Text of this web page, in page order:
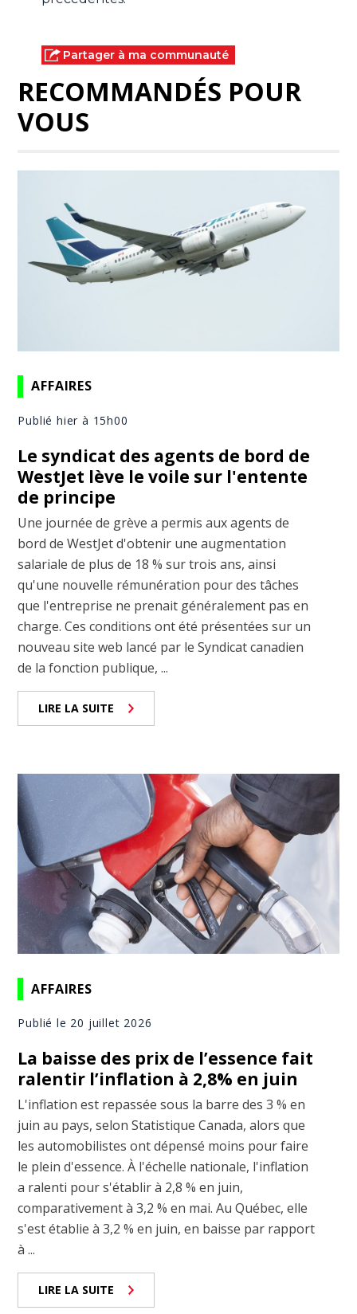
Partager à ma communauté
RECOMMANDÉS POUR
VOUS
AFFAIRES
Publié hier à 15h00
Le syndicat des agents de bord de
WestJet lève le voile sur l'entente
de principe
Une journée de grève a permis aux agents de
bord de WestJet d'obtenir une augmentation
salariale de plus de 18 % sur trois ans, ainsi
qu'une nouvelle rémunération pour des tâches
que l'entreprise ne prenait généralement pas en
charge. Ces conditions ont été présentées sur un
nouveau site web lancé par le Syndicat canadien
de la fonction publique, ...
LIRE LA SUITE
AFFAIRES
Publié le 20 juillet 2026
La baisse des prix de l’essence fait
ralentir l’inflation à 2,8% en juin
L'inflation est repassée sous la barre des 3 % en
juin au pays, selon Statistique Canada, alors que
les automobilistes ont dépensé moins pour faire
le plein d'essence. À l'échelle nationale, l'inflation
a ralenti pour s'établir à 2,8 % en juin,
comparativement à 3,2 % en mai. Au Québec, elle
s'est établie à 3,2 % en juin, en baisse par rapport
à ...
LIRE LA SUITE